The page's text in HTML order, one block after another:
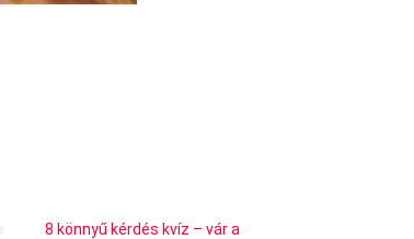
8 könnyű kérdés kvíz – vár a